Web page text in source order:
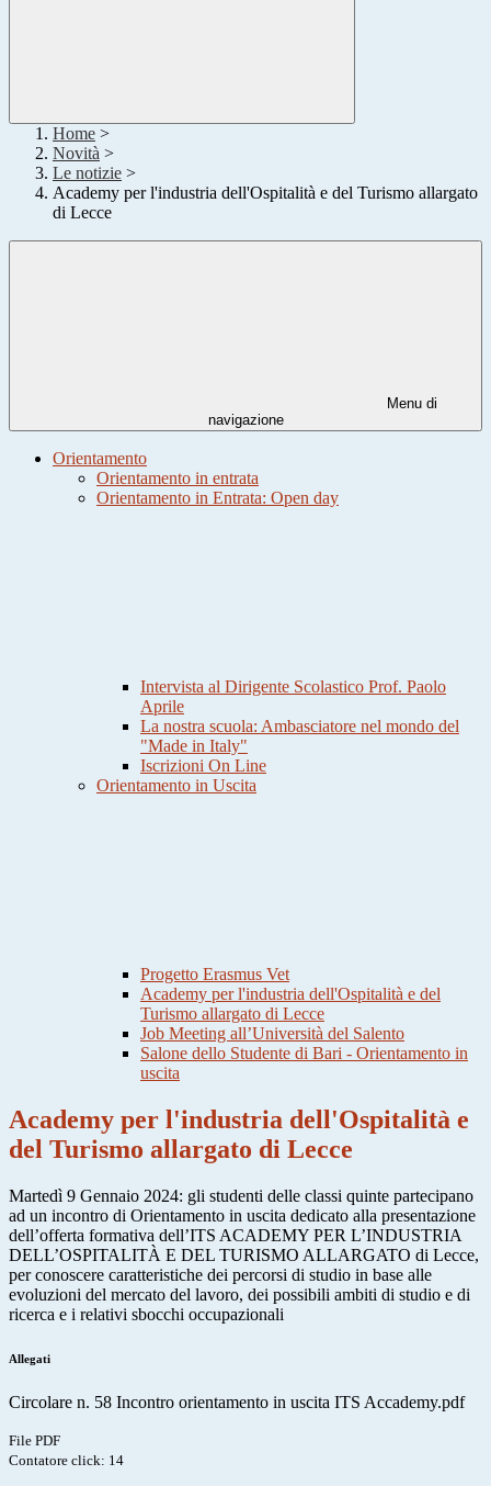
Home >
Novità >
Le notizie >
Academy per l'industria dell'Ospitalità e del Turismo allargato
di Lecce
Menu di
navigazione
Orientamento
Orientamento in entrata
Orientamento in Entrata: Open day
Intervista al Dirigente Scolastico Prof. Paolo
Aprile
La nostra scuola: Ambasciatore nel mondo del
"Made in Italy"
Iscrizioni On Line
Orientamento in Uscita
Progetto Erasmus Vet
Academy per l'industria dell'Ospitalità e del
Turismo allargato di Lecce
Job Meeting all’Università del Salento
Salone dello Studente di Bari - Orientamento in
uscita
Academy per l'industria dell'Ospitalità e
del Turismo allargato di Lecce
Martedì 9 Gennaio 2024: gli studenti delle classi quinte partecipano
ad un incontro di Orientamento in uscita dedicato alla presentazione
dell’offerta formativa dell’ITS ACADEMY PER L’INDUSTRIA
DELL’OSPITALITÀ E DEL TURISMO ALLARGATO di Lecce,
per conoscere caratteristiche dei percorsi di studio in base alle
evoluzioni del mercato del lavoro, dei possibili ambiti di studio e di
ricerca e i relativi sbocchi occupazionali
Allegati
Circolare n. 58 Incontro orientamento in uscita ITS Accademy.pdf
File PDF
Contatore click: 14